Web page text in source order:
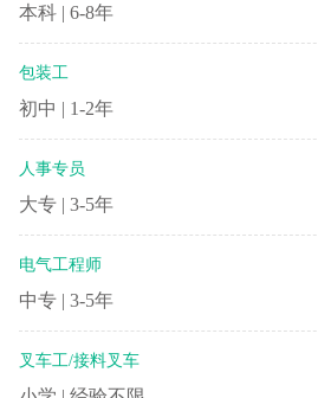
本科 | 6-8年
包装工
初中 | 1-2年
人事专员
大专 | 3-5年
电气工程师
中专 | 3-5年
叉车工/接料叉车